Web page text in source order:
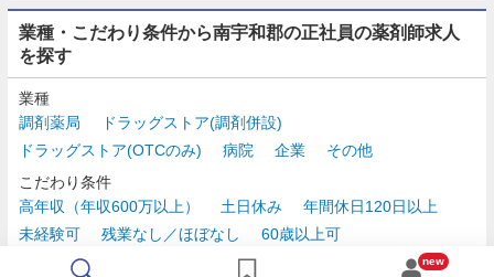
業種・こだわり条件から南宇和郡の正社員の薬剤師求人
を探す
業種
調剤薬局
ドラッグストア(調剤併設)
ドラッグストア(OTCのみ)
病院 企業
その他
こだわり条件
高年収（年収600万以上）
土日休み
年間休日120日以上
未経験可
残業なし／ほぼなし
60歳以上可
時給2,500円以上
new